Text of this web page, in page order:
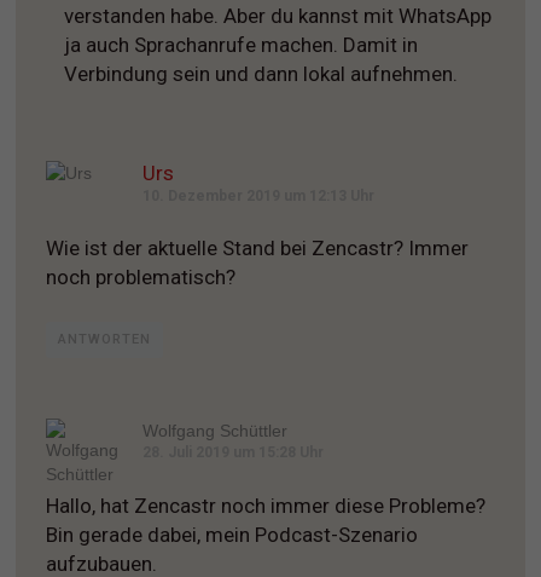
verstanden habe. Aber du kannst mit WhatsApp
ja auch Sprachanrufe machen. Damit in
Verbindung sein und dann lokal aufnehmen.
Urs
Wie ist der aktuelle Stand bei Zencastr? Immer
noch problematisch?
ANTWORTEN
Wolfgang Schüttler
Hallo, hat Zencastr noch immer diese Probleme?
Bin gerade dabei, mein Podcast-Szenario
aufzubauen.